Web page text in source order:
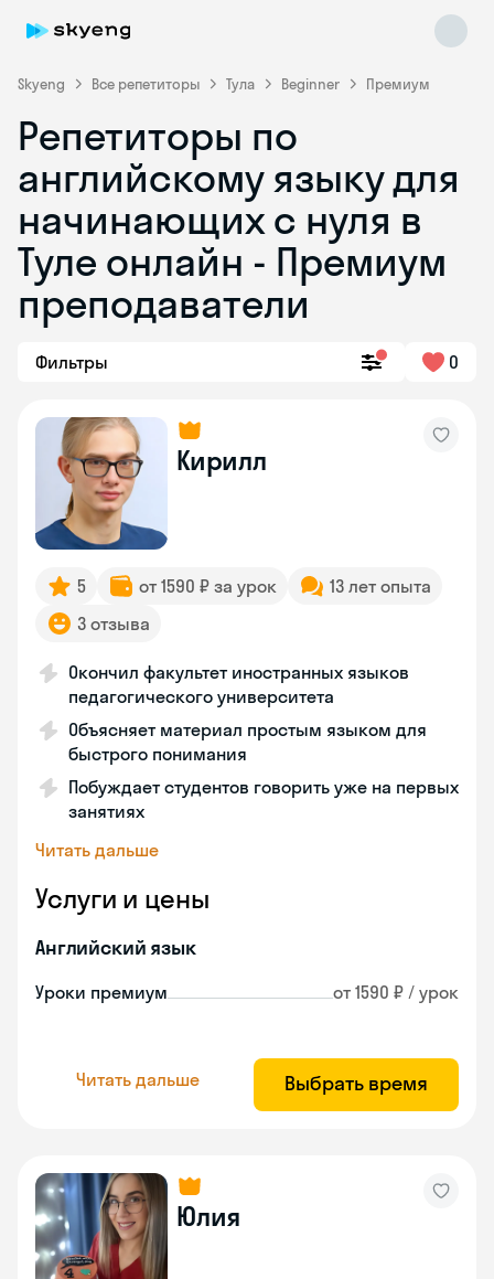
Skyeng Все репетиторы Тула Beginner Премиум
Репетиторы по
английскому языку для
начинающих с нуля в
Туле онлайн - Премиум
преподаватели
Фильтры 0
Кирилл
5 от 1590 ₽ за урок
13 лет опыта
3 отзыва
Окончил факультет иностранных языков
педагогического университета
Объясняет материал простым языком для
быстрого понимания
Побуждает студентов говорить уже на первых
занятиях
Читать дальше
Услуги и цены
Английский язык
Уроки премиум от 1590 ₽ / урок
Читать дальше Выбрать время
Юлия
online